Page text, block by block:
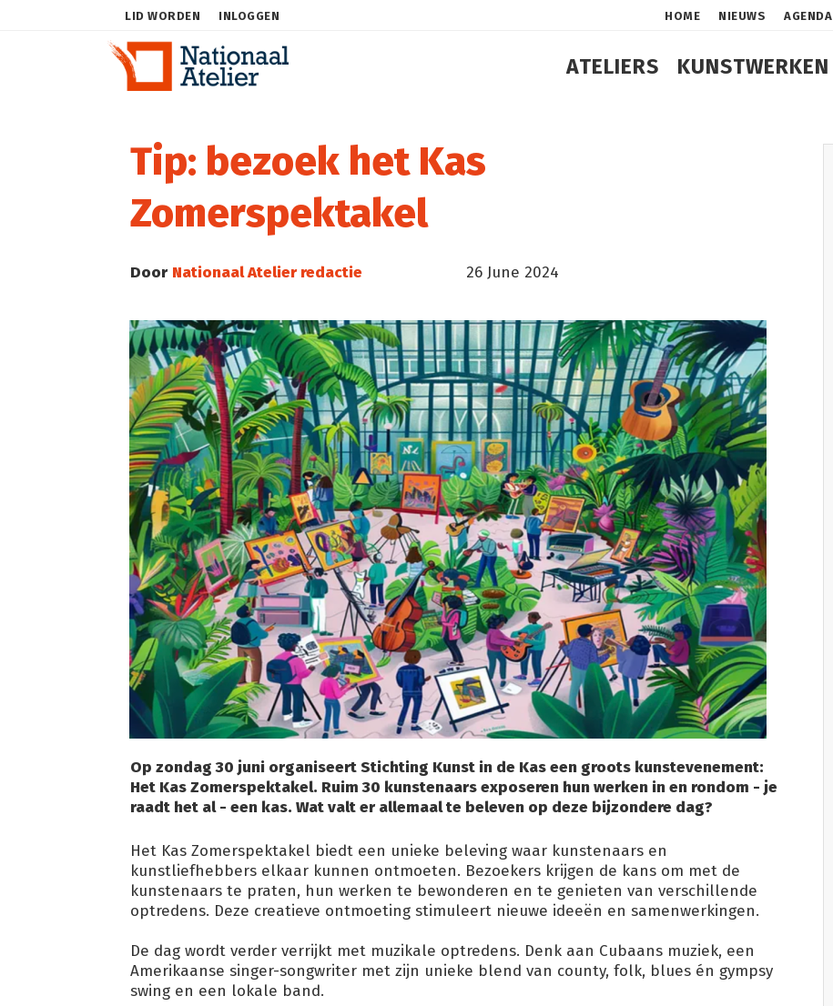
LID WORDEN INLOGGEN HOME NIEUWS AGENDA
ATELIERS KUNSTWERKEN
Tip: bezoek het Kas
Zomerspektakel
Door Nationaal Atelier redactie 26 June 2024
Op zondag 30 juni organiseert Stichting Kunst in de Kas een groots kunstevenement:
Het Kas Zomerspektakel. Ruim 30 kunstenaars exposeren hun werken in en rondom - je
raadt het al - een kas. Wat valt er allemaal te beleven op deze bijzondere dag?
Het Kas Zomerspektakel biedt een unieke beleving waar kunstenaars en
kunstliefhebbers elkaar kunnen ontmoeten. Bezoekers krijgen de kans om met de
kunstenaars te praten, hun werken te bewonderen en te genieten van verschillende
optredens. Deze creatieve ontmoeting stimuleert nieuwe ideeën en samenwerkingen.
De dag wordt verder verrijkt met muzikale optredens. Denk aan Cubaans muziek, een
Amerikaanse singer-songwriter met zijn unieke blend van county, folk, blues én gympsy
swing en een lokale band.